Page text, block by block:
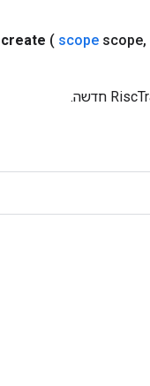
create ( scope scope,